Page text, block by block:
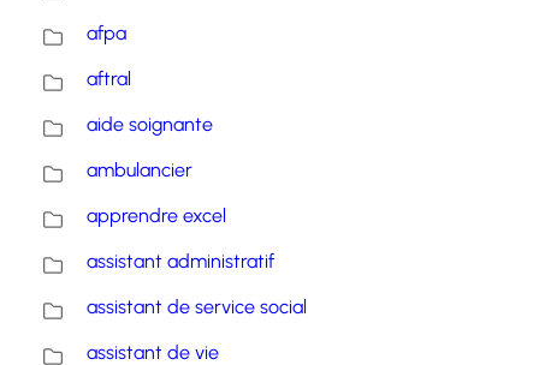
afpa
aftral
aide soignante
ambulancier
apprendre excel
assistant administratif
assistant de service social
assistant de vie